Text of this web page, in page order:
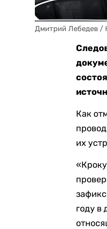
Дмитрий Лебедев /
Как
их
году в